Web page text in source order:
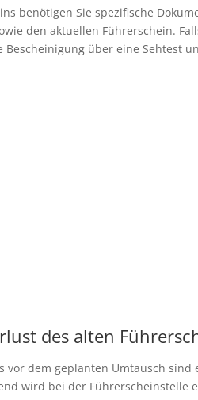
benötigen Sie spezifische
den aktuellen Führerschein.
Bescheinigung über eine Sehtest
des alten
vor dem geplanten Umtausch
wird bei der